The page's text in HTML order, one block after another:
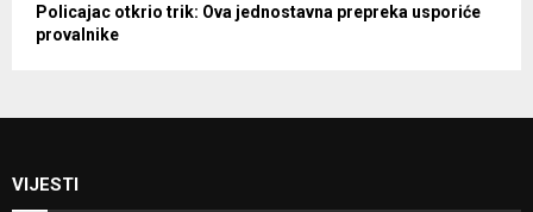
Policajac otkrio trik: Ova jednostavna prepreka usporiće
provalnike
VIJESTI